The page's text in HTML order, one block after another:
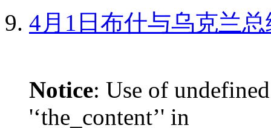
4月1日布什与乌克兰
Notice: Use of
'‘the_content’' in